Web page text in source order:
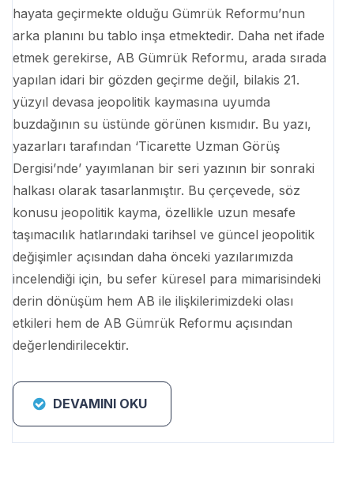
hayata geçirmekte olduğu Gümrük Reformu’nun
arka planını bu tablo inşa etmektedir. Daha net ifade
etmek gerekirse, AB Gümrük Reformu, arada sırada
yapılan idari bir gözden geçirme değil, bilakis 21.
yüzyıl devasa jeopolitik kaymasına uyumda
buzdağının su üstünde görünen kısmıdır. Bu yazı,
yazarları tarafından ‘Ticarette Uzman Görüş
Dergisi’nde’ yayımlanan bir seri yazının bir sonraki
halkası olarak tasarlanmıştır. Bu çerçevede, söz
konusu jeopolitik kayma, özellikle uzun mesafe
taşımacılık hatlarındaki tarihsel ve güncel jeopolitik
değişimler açısından daha önceki yazılarımızda
incelendiği için, bu sefer küresel para mimarisindeki
derin dönüşüm hem AB ile ilişkilerimizdeki olası
etkileri hem de AB Gümrük Reformu açısından
değerlendirilecektir.
DEVAMINI OKU